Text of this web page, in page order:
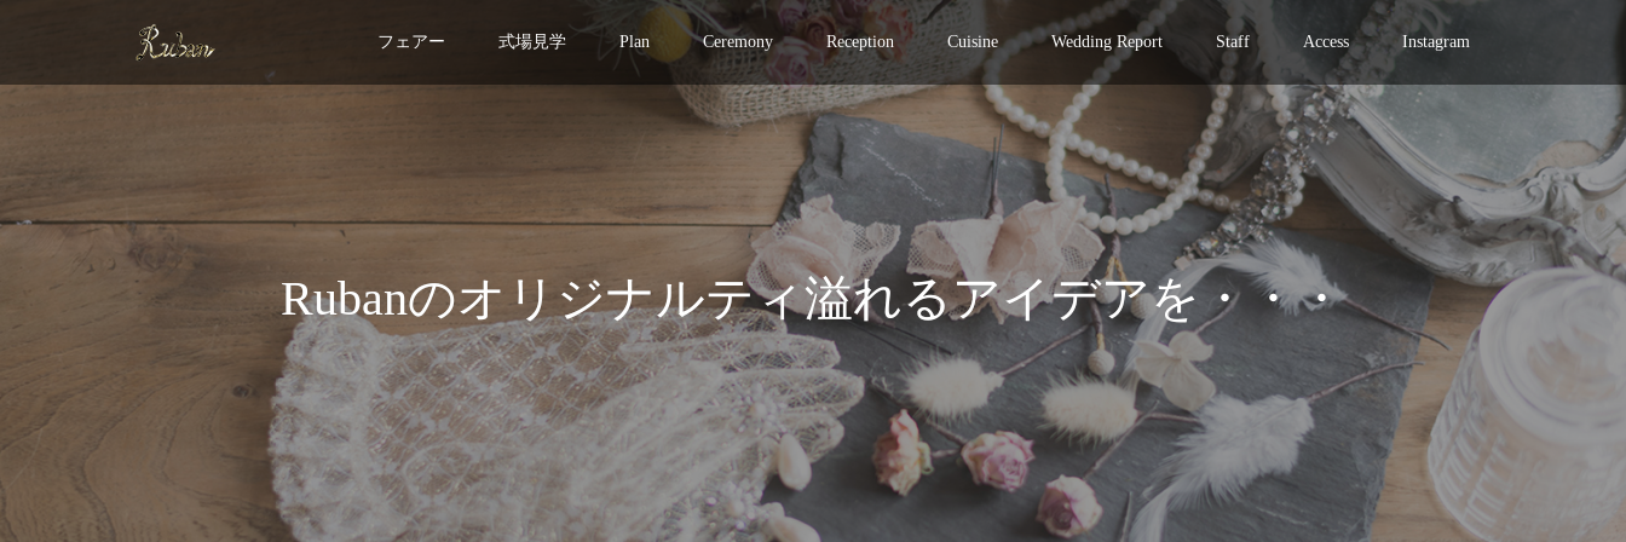
フェアー 式場見学 Plan Ceremony Reception Cuisine Wedding Report Staff Access Instagram
Rubanのオリジナルティ溢れるアイデアを・・・